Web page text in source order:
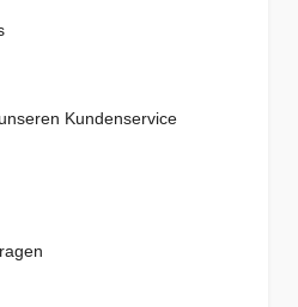
Kundenservice